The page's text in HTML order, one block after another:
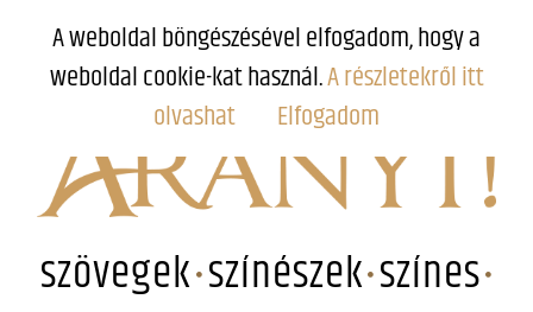
szövegek színészek színes
A weboldal böngészésével elfogadom, hogy a
weboldal cookie-kat használ.A részletekről itt
olvashat
Elfogadom